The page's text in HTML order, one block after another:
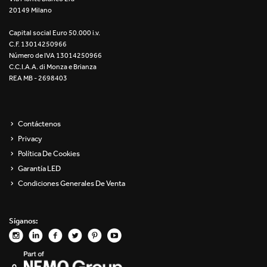
Re Low LED
Roll IOS
Unit 1X
Unit Channel
Unit Round
Yori Evo 48V
Yori Evo Box
20149 Milano
Capital social Euro 50.000 i.v.
C.F. 13014250966
Número de IVA 13014250966
C.C.I.A.A. di Monza e Brianza
REA MB - 2698403
Contáctenos
Privacy
Política De Cookies
Garantía LED
Condiciones Generales De Venta
Síganos: